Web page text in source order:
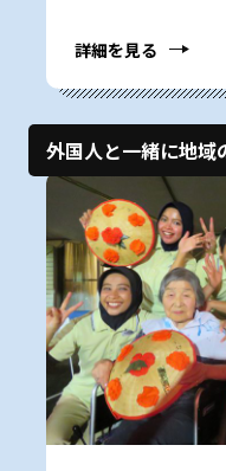
詳細を見る
外国人と一緒に地域